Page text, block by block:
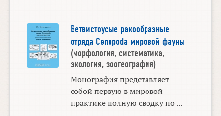
Ветвистоусые ракообразные
отряда Cenopoda мировой фауны
(морфология, систематика,
экология, зоогеография)
Монография представляет
собой первую в мировой
практике полную сводку по ...